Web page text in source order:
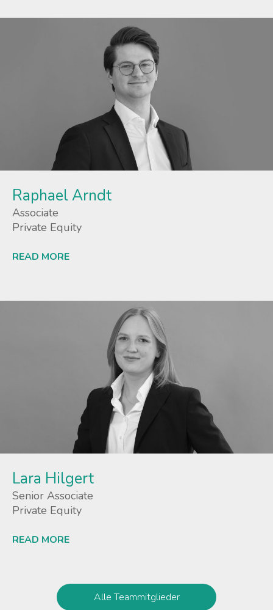
Raphael Arndt
Associate
Private Equity
READ MORE
Lara Hilgert
Senior Associate
Private Equity
READ MORE
Alle Teammitglieder